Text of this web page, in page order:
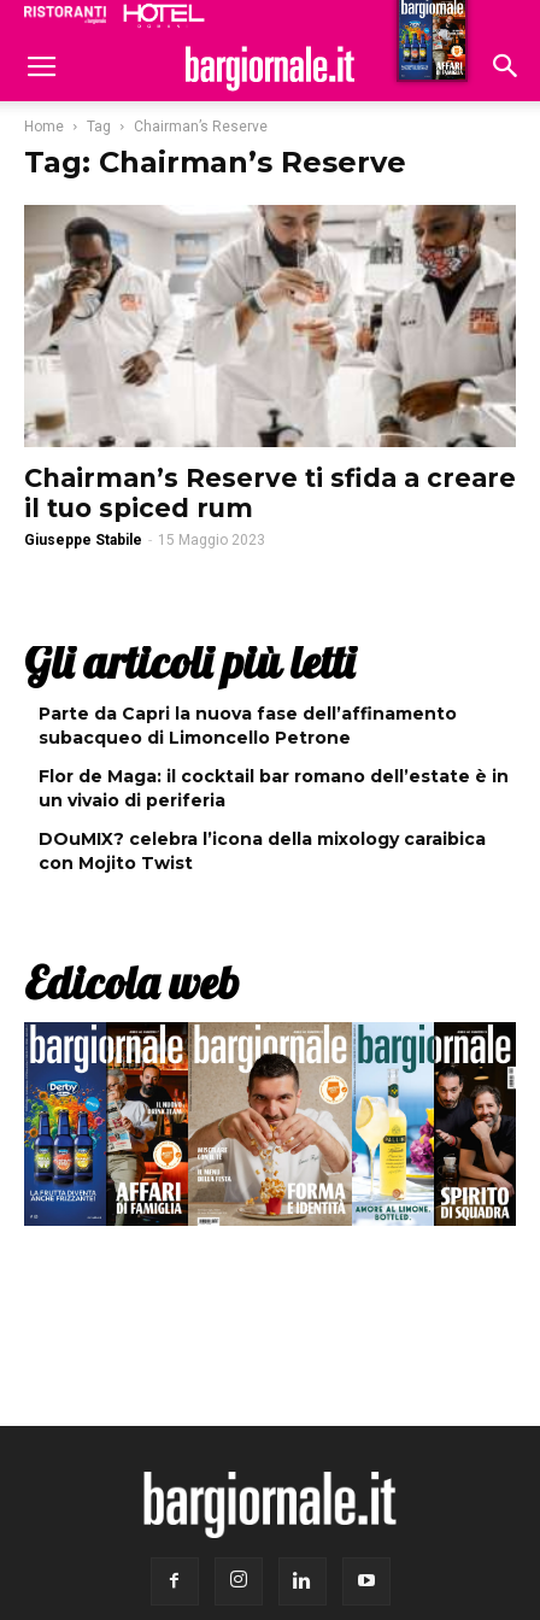
Hoteldomani
Home Tag Chairman’s Reserve
Tag: Chairman’s Reserve
Chairman’s Reserve ti sfida a creare
il tuo spiced rum
Giuseppe Stabile - 15 Maggio 2023
Gli articoli più letti
Parte da Capri la nuova fase dell’affinamento
subacqueo di Limoncello Petrone
Flor de Maga: il cocktail bar romano dell’estate è in
un vivaio di periferia
DOuMIX? celebra l’icona della mixology caraibica
con Mojito Twist
Edicola web